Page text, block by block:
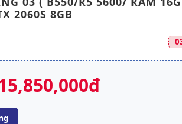
2060S 8GB